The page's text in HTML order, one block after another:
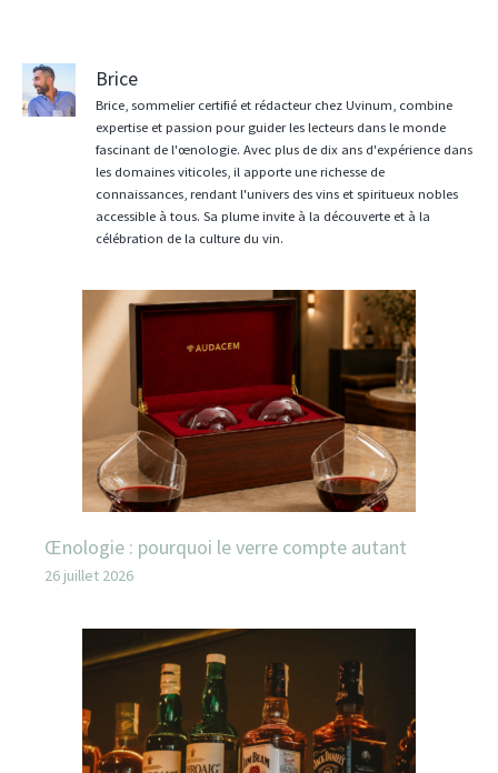
Brice
Brice, sommelier certifié et rédacteur chez Uvinum, combine
expertise et passion pour guider les lecteurs dans le monde
fascinant de l'œnologie. Avec plus de dix ans d'expérience dans
les domaines viticoles, il apporte une richesse de
connaissances, rendant l'univers des vins et spiritueux nobles
accessible à tous. Sa plume invite à la découverte et à la
célébration de la culture du vin.
Œnologie : pourquoi le verre compte autant
26 juillet 2026